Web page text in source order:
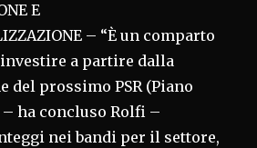
E
– “È un comparto
a partire dalla
del prossimo PSR (Piano
ha concluso Rolfi –
nei bandi per il settore,